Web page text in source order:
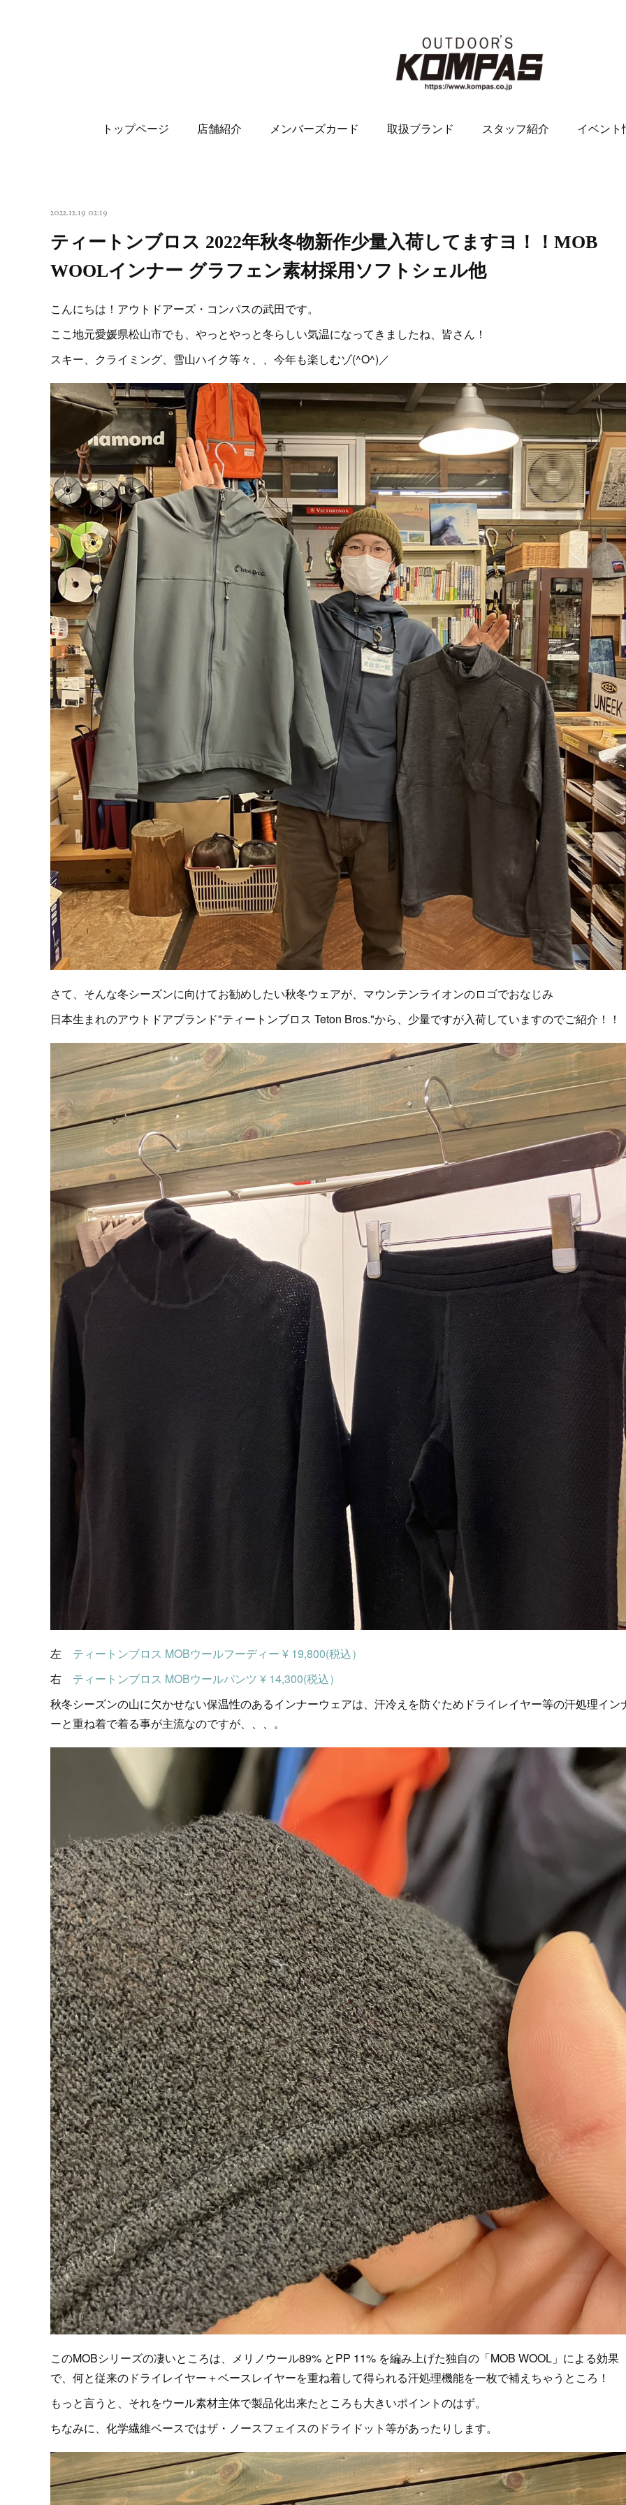
トップページ 店舗紹介 メンバーズカード 取扱ブランド スタッフ紹介 イベント
2022.12.19 02:19
ティートンブロス 2022年秋冬物新作少量入荷してますヨ！！MOB
WOOLインナー グラフェン素材採用ソフトシェル他
こんにちは！アウトドアーズ・コンパスの武田です。
ここ地元愛媛県松山市でも、やっとやっと冬らしい気温になってきましたね、皆さん！
スキー、クライミング、雪山ハイク等々、、今年も楽しむゾ(^O^)／
さて、そんな冬シーズンに向けてお勧めしたい秋冬ウェアが、マウンテンライオンのロゴでおなじみ
日本生まれのアウトドアブランド"ティートンブロス Teton Bros."から、少量ですが入荷していますのでご紹介！！
左 ティートンブロス MOBウールフーディー ¥ 19,800(税込）
右 ティートンブロス MOBウールパンツ ¥ 14,300(税込）
秋冬シーズンの山に欠かせない保温性のあるインナーウェアは、汗冷えを防ぐためドライレイヤー等の汗処理イン
ーと重ね着で着る事が主流なのですが、、、。
このMOBシリーズの凄いところは、メリノウール89% とPP 11% を編み上げた独自の「MOB WOOL」による効果
で、何と従来のドライレイヤー＋ベースレイヤーを重ね着して得られる汗処理機能を一枚で補えちゃうところ！
もっと言うと、それをウール素材主体で製品化出来たところも大きいポイントのはず。
ちなみに、化学繊維ベースではザ・ノースフェイスのドライドット等があったりします。